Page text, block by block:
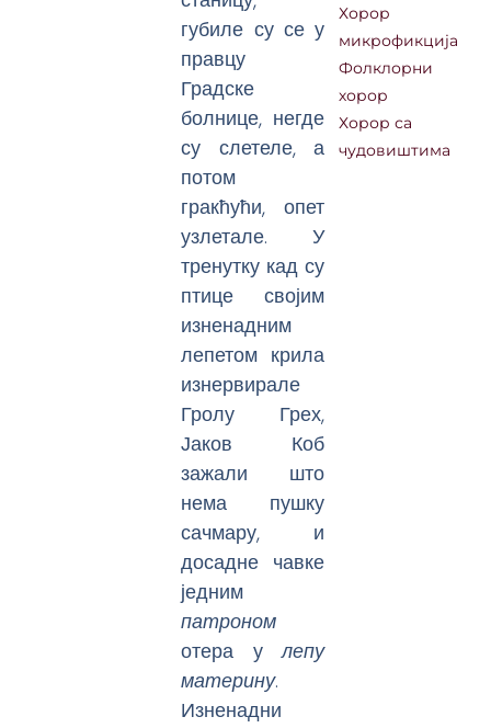
губиле су се у
правцу
Градске
болнице, негде
су слетеле, а
потом
гракћући, опет
узлетале. У
тренутку кад су
птице својим
изненадним
лепетом крила
изнервирале
Гролу Грех,
Јаков Коб
зажали што
нема пушку
сачмару, и
досадне чавке
једним
патроном
отера улепу
материну.
Изненадни
Хорор
микрофикција
Фолклорни
хорор
Хорор са
чудовиштима